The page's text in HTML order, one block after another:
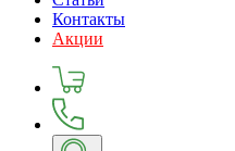
Контакты
Акции